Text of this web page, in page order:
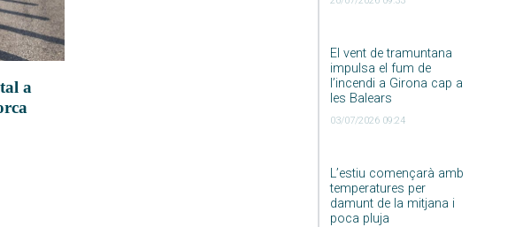
El vent de tramuntana
impulsa el fum de
l’incendi a Girona cap a
les Balears
03/07/2026 09:24
L’estiu començarà amb
temperatures per
damunt de la mitjana i
poca pluja
a